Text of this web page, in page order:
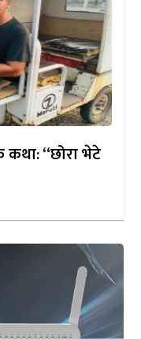
कथा: “छोरा भेटे